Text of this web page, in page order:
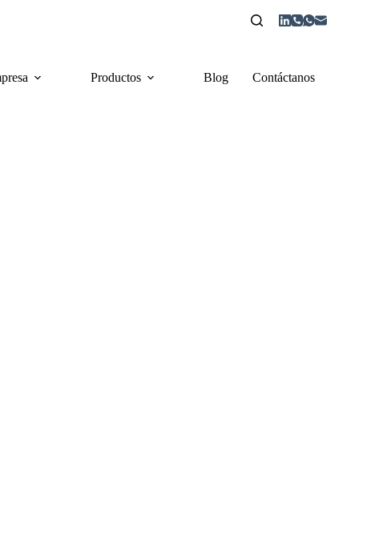
Productos Blog Contáctanos